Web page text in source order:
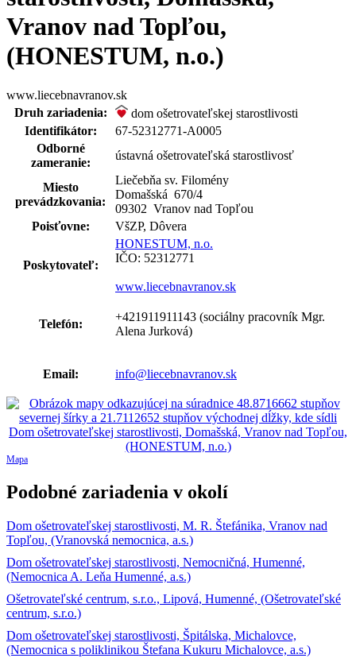
Vranov nad Topľou,
(HONESTUM, n.o.)
www.liecebnavranov.sk
Druh zariadenia:
dom ošetrovateľskej starostlivosti
Identifikátor:
67-52312771-A0005
Odborné
zameranie:
ústavná ošetrovateľská starostlivosť
Miesto
prevádzkovania:
Liečebňa sv. Filomény
Domašská 670/4
09302 Vranov nad Topľou
Poisťovne:
VšZP, Dôvera
Poskytovateľ:
HONESTUM, n.o.
IČO: 52312771
www.liecebnavranov.sk
Telefón:
+421911911143 (sociálny pracovník Mgr.
Alena Jurková)
Email: info@liecebnavranov.sk
Mapa
Podobné zariadenia v okolí
Dom ošetrovateľskej starostlivosti, M. R. Štefánika, Vranov nad
Topľou, (Vranovská nemocnica, a.s.)
Dom ošetrovateľskej starostlivosti, Nemocničná, Humenné,
(Nemocnica A. Leňa Humenné, a.s.)
Ošetrovateľské centrum, s.r.o., Lipová, Humenné, (Ošetrovateľské
centrum, s.r.o.)
Dom ošetrovateľskej starostlivosti, Špitálska, Michalovce,
(Nemocnica s poliklinikou Štefana Kukuru Michalovce, a.s.)